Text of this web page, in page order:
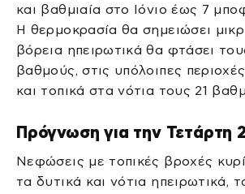
και βαθμιαία στο Ιόνιο έως 7
Η θερμοκρασία θα σημειώσει
βόρεια ηπειρωτικά θα φτάσει
βαθμούς, στις υπόλοιπες
και τοπικά στα νότια τους 21
Πρόγνωση για την Τετάρτη
Νεφώσεις με τοπικές βροχές
τα δυτικά και νότια ηπειρωτικά,